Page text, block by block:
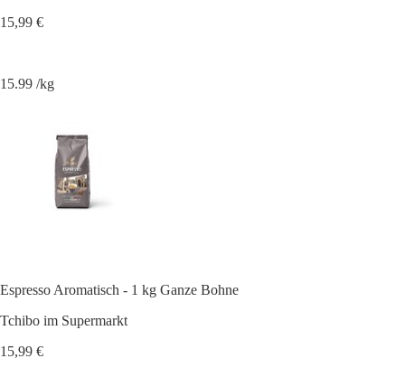
15,99 €
15.99 /kg
Espresso Aromatisch - 1 kg Ganze Bohne
Tchibo im Supermarkt
15,99 €